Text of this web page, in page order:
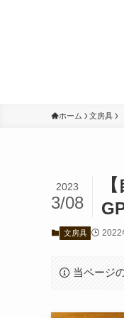
ホーム 文房具
2023
3/08
文房具 2022
当ページ